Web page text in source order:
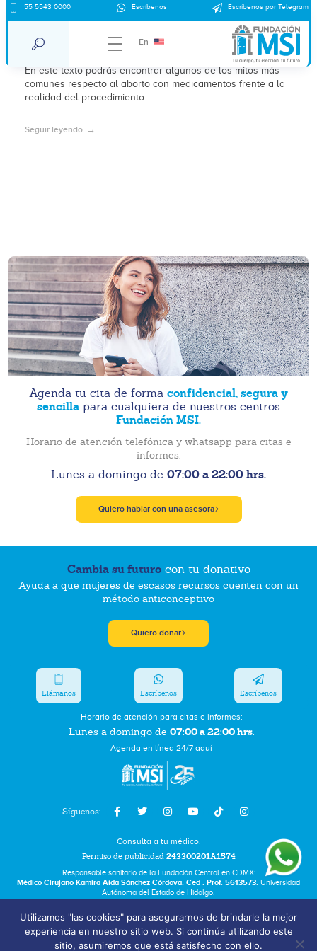
55 5543 0000 Escríbenos Escríbenos por Telegram
En
Aborto con medicamentos: mitos vs.
realidad
En este texto podrás encontrar algunos de los mitos más
comunes respecto al aborto con medicamentos frente a la
realidad del procedimiento.
Seguir leyendo
Agenda tu cita de forma confidencial, segura y
sencilla para cualquiera de nuestros centros
Fundación MSI.
Horario de atención telefónica y whatsapp para citas e
informes:
Lunes a domingo de 07:00 a 22:00 hrs.
Quiero hablar con una asesora
Cambia su futurocon tu donativo
Ayuda a que mujeres de escasos recursos cuenten con un
método anticonceptivo
Quiero donar
Síguenos:
Horario de atención para citas e informes:
Lunes a domingo de 07:00 a 22:00 hrs.
Agenda en línea 24/7 aquí
Llámanos Escríbenos Escríbenos
Consulta a tu médico.
Permiso de publicidad 243300201A1574
Responsable sanitario de la Fundación Central en CDMX:
Médico Cirujano Kamira Aída Sánchez Córdova. Ced . Prof. 5613573. Universidad
Autónoma del Estado de Hidalgo.
Términos y Condiciones
Bolsa de Trabajo
Utilizamos "las cookies" para asegurarnos de brindarle la mejor
experiencia en nuestro sitio web. Si continúa utilizando este
sitio, asumiremos que está satisfecho con ello.